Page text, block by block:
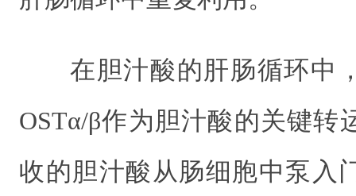
在胆汁酸的肝肠循环中
OSTα/β作为胆汁酸的关键转
收的胆汁酸从肠细胞中泵入